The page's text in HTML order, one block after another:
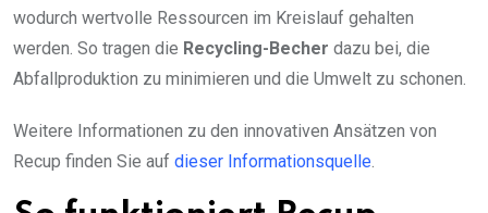
wodurch wertvolle Ressourcen im Kreislauf gehalten
werden. So tragen die Recycling-Becher dazu bei, die
Abfallproduktion zu minimieren und die Umwelt zu schonen.
Weitere Informationen zu den innovativen Ansätzen von
Recup finden Sie auf dieser Informationsquelle.